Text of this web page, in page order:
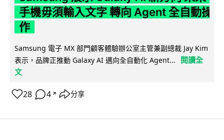
手機毋須輸入文字 轉向 Agent 全自動操
作
Samsung 電子 MX 部門顧客體驗辦公室主管兼副總裁 Jay Kim
表示，品牌正推動 Galaxy AI 邁向全自動化 Agent...
閱讀全
文
28 4 ↗ 分享